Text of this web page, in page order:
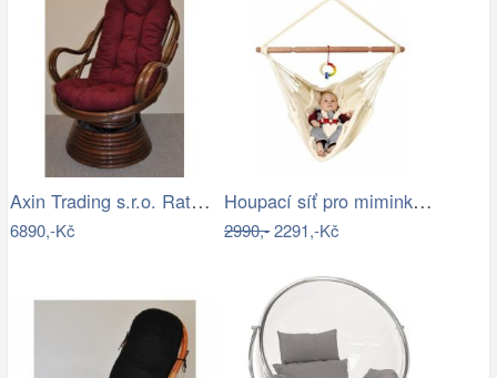
Axin Trading s.r.o. Ratanové houpací…
6890,-Kč
Houpací síť pro miminka La Siesta…
2990,-2291,-Kč